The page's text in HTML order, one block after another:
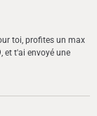
toi, profites un max
et t'ai envoyé une